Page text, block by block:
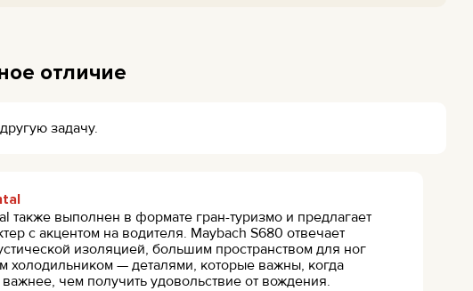
отличие
задачу.
также выполнен в формате гран-туризмо и предлагает
с акцентом на водителя. Maybach S680 отвечает
изоляцией, большим пространством для ног
холодильником — деталями, которые важны, когда
чем получить удовольствие от вождения.